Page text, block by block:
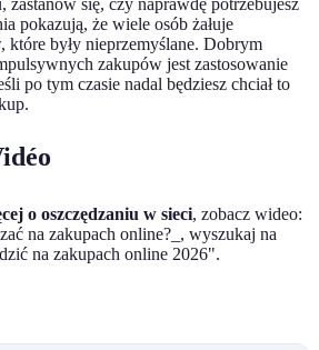
zastanów się, czy naprawdę potrzebujesz
pokazują, że wiele osób żałuje
były nieprzemyślane. Dobrym
zakupów jest zastosowanie
po tym czasie nadal będziesz chciał to
o oszczędzaniu w sieci, zobacz wideo:
na zakupach online?_, wyszukaj na
na zakupach online 2026".